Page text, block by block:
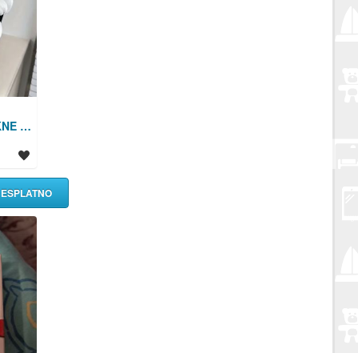
UKRAS ZA HALJINE,JAKNE - NOVO